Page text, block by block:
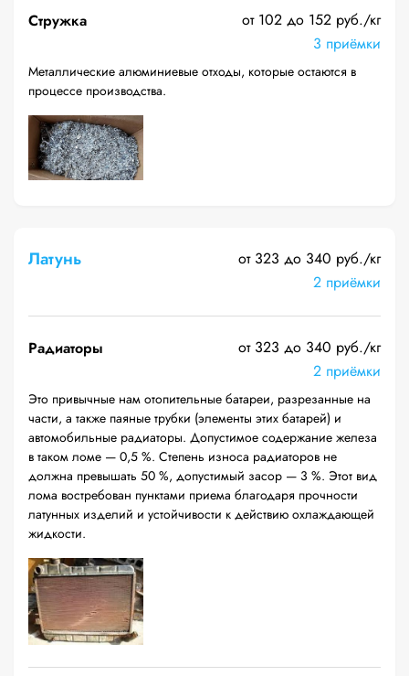
Стружка
от 102 до 152 руб./кг
3 приёмки
Металлические алюминиевые отходы, которые остаются в
процессе производства.
Латунь
от 323 до 340 руб./кг
2 приёмки
Радиаторы
от 323 до 340 руб./кг
2 приёмки
Это привычные нам отопительные батареи, разрезанные на
части, а также паяные трубки (элементы этих батарей) и
автомобильные радиаторы. Допустимое содержание железа
в таком ломе — 0,5 %. Степень износа радиаторов не
должна превышать 50 %, допустимый засор — 3 %. Этот вид
лома востребован пунктами приема благодаря прочности
латунных изделий и устойчивости к действию охлаждающей
жидкости.